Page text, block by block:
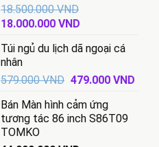
18.500.000VND
Giá
là:
18.500.000 VND.
18.000.000 VND
tại
18.000.000 VND.
Túi ngủ du lịch dã ngoại cá
nhân
579.000VND Giá
là:
579.000 VND.
479.000 VNDGiá
Bán Màn hình cảm ứng
tương tác 86 inch S86T09
TOMKO